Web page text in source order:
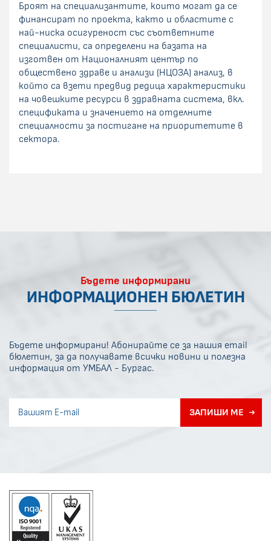
Броят на специализантите, които могат да се
финансират по проекта, както и областите с
най-ниска осигуреност със съответните
специалисти, са определени на базата на
изготвен от Националният център по
обществено здраве и анализи (НЦОЗА) анализ, в
който са взети предвид редица характеристики
на човешките ресурси в здравната система, вкл.
спецификата и значението на отделните
специалности за постигане на приоритетите в
сектора.
Бъдете информирани
ИНФОРМАЦИОНЕН БЮЛЕТИН
Бъдете информирани! Абонирайте се за нашия email
бюлетин, за да получавате всички новини и полезна
информация от УМБАЛ - Бургас.
ЗАПИШИ МЕ